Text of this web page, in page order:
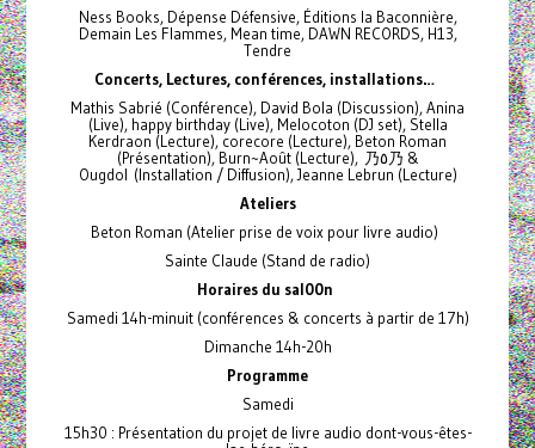
Ness Books, Dépense Défensive, Éditions la Baconnière,
Demain Les Flammes, Mean time, DAWN RECORDS, H13,
Tendre
Concerts, Lectures, conférences, installations…
Mathis Sabrié (Conférence), David Bola (Discussion), Anina
(Live), happy birthday (Live), Melocoton (DJ set), Stella
Kerdraon (Lecture), corecore (Lecture), Beton Roman
(Présentation), Burn~Août (Lecture), 乃٥乃 &
Ougdol (Installation / Diffusion), Jeanne Lebrun (Lecture)
Ateliers
Beton Roman (Atelier prise de voix pour livre audio)
Sainte Claude (Stand de radio)
Horaires du sal00n
Samedi 14h-minuit (conférences & concerts à partir de 17h)
Dimanche 14h-20h
Programme
Samedi
15h30 : Présentation du projet de livre audio dont-vous-êtes-